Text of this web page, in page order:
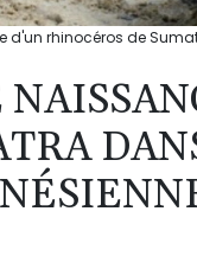
d'un rhinocéros de